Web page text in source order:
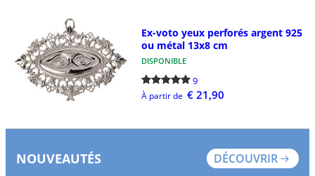
Ex-voto yeux perforés argent 925
ou métal 13x8 cm
DISPONIBLE
9
À partir de € 21,90
NOUVEAUTÉS DÉCOUVRIR